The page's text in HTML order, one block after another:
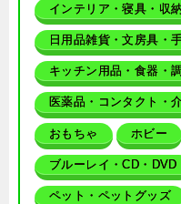
インテリア・寝具・収納
日用品雑貨・文房具・
キッチン用品・食器・
医薬品・コンタクト・
おもちゃ ホビー
ブルーレイ・CD・DVD
ペット・ペットグッズ